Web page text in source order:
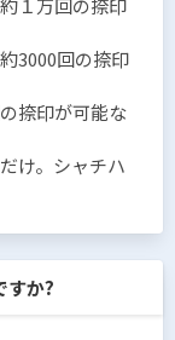
１万回の捺印
3000回の捺印
捺印が可能な
け。シャチハ
すか?